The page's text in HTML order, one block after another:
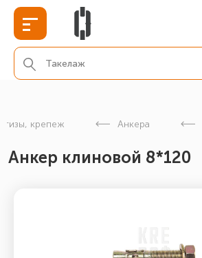
крепеж Анкера
Анкер клиновой 8*120